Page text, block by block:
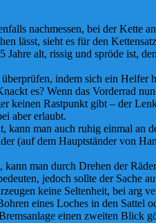
nachmessen, bei der
lässt, sieht es für den
alt, rissig und spröde ist,
indem sich ein
es? Wenn das Vorderrad
keinen Rastpunkt gibt – der
aber erlaubt.
kann man auch ruhig einmal
(auf dem Hauptständer von
man durch Drehen der
jedoch sollte der Sache
keine Seltenheit, bei
eines Loches in den
einen zweiten Blick